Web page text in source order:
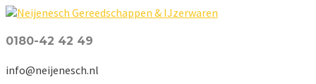
0180-42 42 49
info@neijenesch.nl